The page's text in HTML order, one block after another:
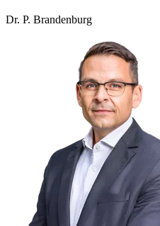
Dr. P. Brandenburg